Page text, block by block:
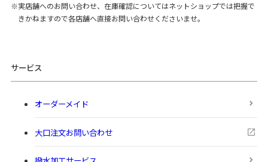
実店舗へのお問い合わせ、在庫確認についてはネットショップでは把握で
きかねますので各店舗へ直接お問い合わせくださいませ。
サービス
オーダーメイド
大口注文お問い合わせ